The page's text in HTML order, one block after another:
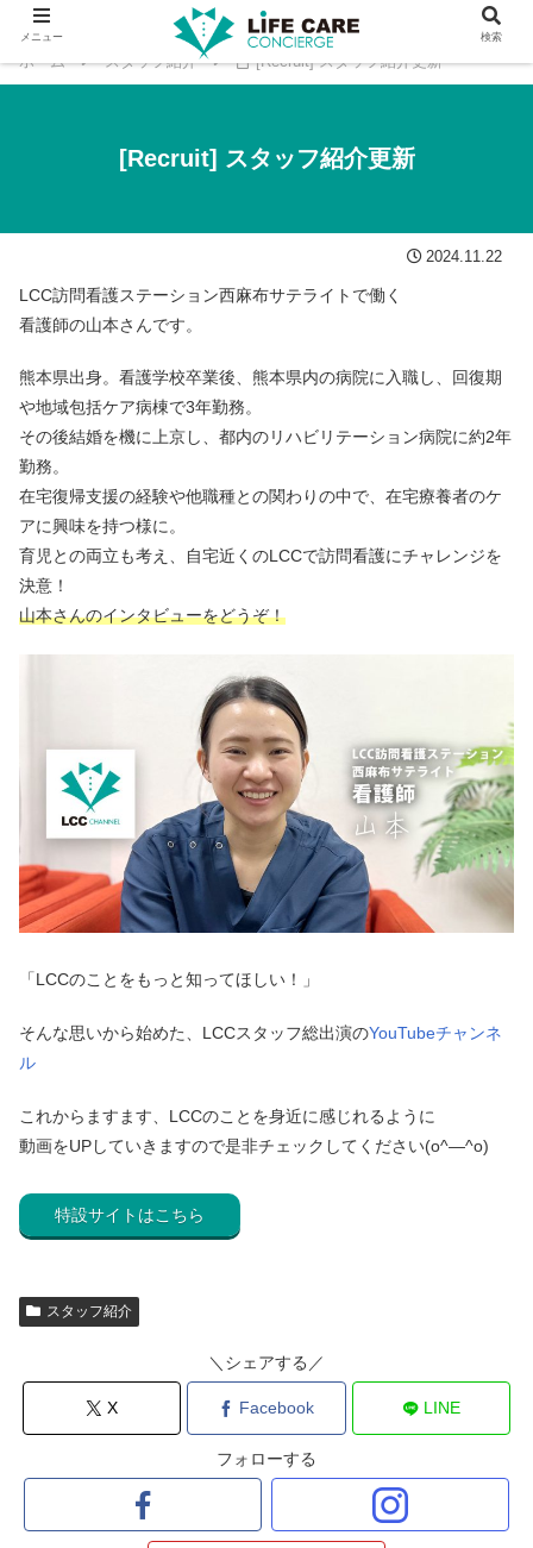
ホーム スタッフ紹介 [Recruit] スタッフ紹介更新
[Recruit] スタッフ紹介更新
2024.11.22
LCC訪問看護ステーション西麻布サテライトで働く
看護師の山本さんです。
熊本県出身。看護学校卒業後、熊本県内の病院に入職し、回復期
や地域包括ケア病棟で3年勤務。
その後結婚を機に上京し、都内のリハビリテーション病院に約2年
勤務。
在宅復帰支援の経験や他職種との関わりの中で、在宅療養者のケ
アに興味を持つ様に。
育児との両立も考え、自宅近くのLCCで訪問看護にチャレンジを
決意！
山本さんのインタビューをどうぞ！
「LCCのことをもっと知ってほしい！」
そんな思いから始めた、LCCスタッフ総出演のYouTubeチャンネ
ル
これからますます、LCCのことを身近に感じれるように
動画をUPしていきますので是非チェックしてください(o^―^o)
特設サイトはこちら
スタッフ紹介
＼シェアする／
X Facebook LINE
フォローする
メニュー 検索